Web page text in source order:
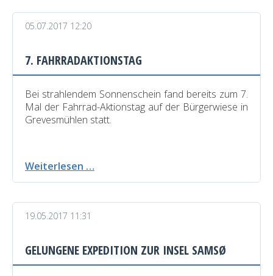
05.07.2017 12:20
7. FAHRRADAKTIONSTAG
Bei strahlendem Sonnenschein fand bereits zum 7.
Mal der Fahrrad-Aktionstag auf der Bürgerwiese in
Grevesmühlen statt.
Weiterlesen …
19.05.2017 11:31
GELUNGENE EXPEDITION ZUR INSEL SAMSØ